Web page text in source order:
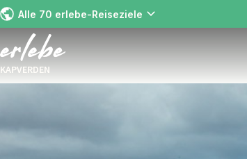
Alle 70 erlebe-Reiseziele
KAPVERDEN